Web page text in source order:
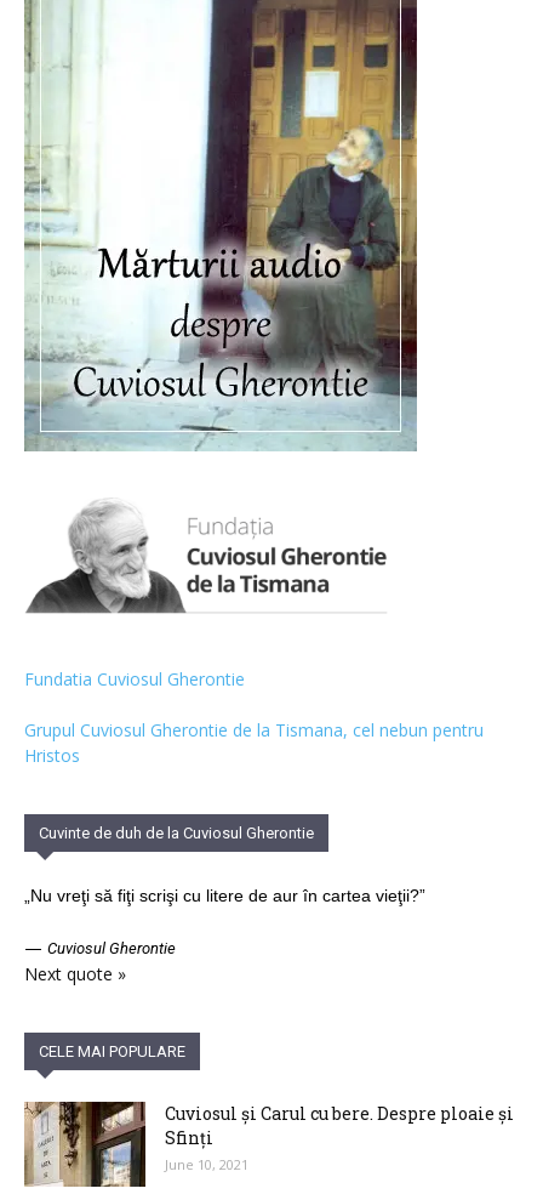
Fundatia Cuviosul Gherontie
Grupul Cuviosul Gherontie de la Tismana, cel nebun pentru
Hristos
Cuvinte de duh de la Cuviosul Gherontie
„Nu vreţi să fiţi scrişi cu litere de aur în cartea vieţii?”
— Cuviosul Gherontie
Next quote »
CELE MAI POPULARE
Cuviosul și Carul cu bere. Despre ploaie și
Sfinți
June 10, 2021